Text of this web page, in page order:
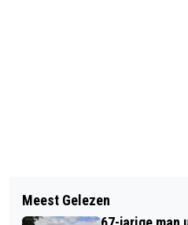
RKC WAALWIJK
VOORBEREIDING
NAVAJO BAKBOORD
Meest Gelezen